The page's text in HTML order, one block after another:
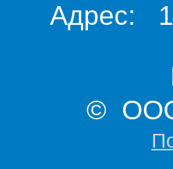
Адрес:
© ООО